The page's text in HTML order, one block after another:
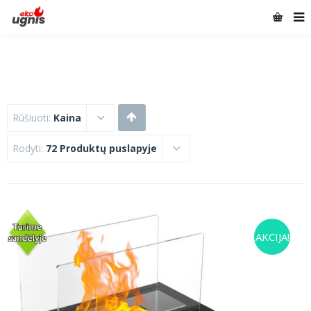
Rūšiuoti: Kaina
Rodyti: 72 Produktų puslapyje
AKCIJA!